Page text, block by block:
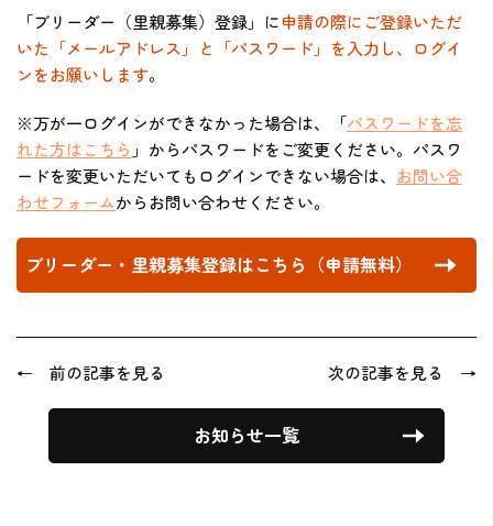
「ブリーダー（里親募集）登録」に申請の際にご登録いただ
いた「メールアドレス」と「パスワード」を入力し、ログイ
ンをお願いします。
※万が一ログインができなかった場合は、「パスワードを忘
れた方はこちら 」からパスワードをご変更ください。パスワ
ードを変更いただいてもログインできない場合は、 お問い合
わせフォームからお問い合わせください。
ブリーダー・里親募集登録はこちら（申請無料）
← 前の記事を見る 次の記事を見る →
お知らせ一覧